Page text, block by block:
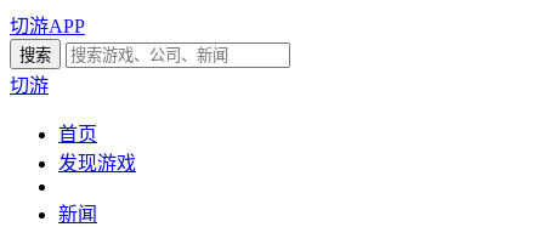
切游APP
切游
首页
发现游戏
新闻